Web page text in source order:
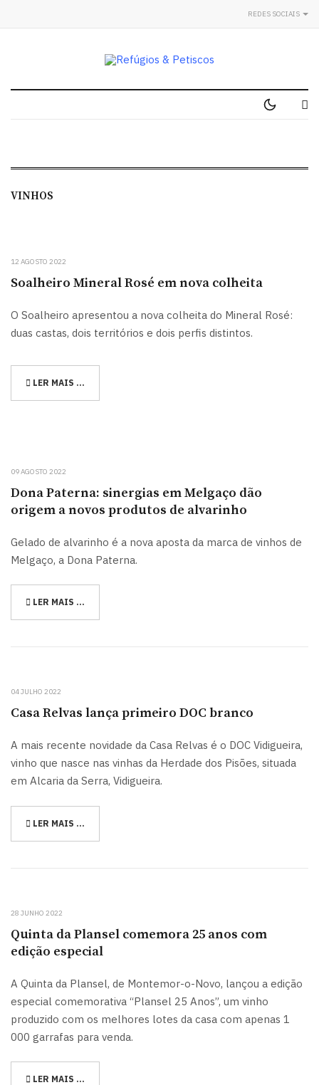
REDES SOCIAIS
VINHOS
12 AGOSTO 2022
Soalheiro Mineral Rosé em nova colheita
O Soalheiro apresentou a nova colheita do Mineral Rosé:
duas castas, dois territórios e dois perfis distintos.
LER MAIS …
09 AGOSTO 2022
Dona Paterna: sinergias em Melgaço dão
origem a novos produtos de alvarinho
Gelado de alvarinho é a nova aposta da marca de vinhos de
Melgaço, a Dona Paterna.
LER MAIS …
04 JULHO 2022
Casa Relvas lança primeiro DOC branco
A mais recente novidade da Casa Relvas é o DOC Vidigueira,
vinho que nasce nas vinhas da Herdade dos Pisões, situada
em Alcaria da Serra, Vidigueira.
LER MAIS …
28 JUNHO 2022
Quinta da Plansel comemora 25 anos com
edição especial
A Quinta da Plansel, de Montemor-o-Novo, lançou a edição
especial comemorativa “Plansel 25 Anos”, um vinho
produzido com os melhores lotes da casa com apenas 1
000 garrafas para venda.
LER MAIS …